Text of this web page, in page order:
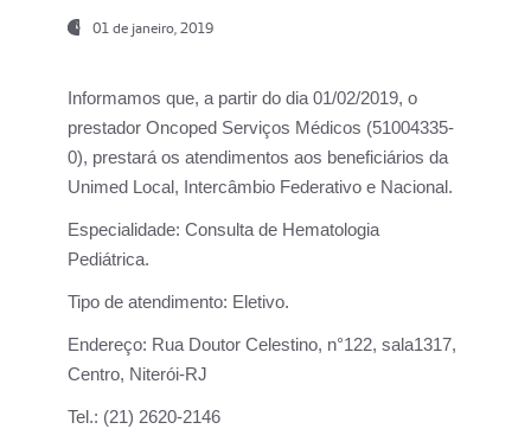
01 de janeiro, 2019
Informamos que, a partir do dia 01/02/2019, o
prestador Oncoped Serviços Médicos (51004335-
0), prestará os atendimentos aos beneficiários da
Unimed Local, Intercâmbio Federativo e Nacional.
Especialidade: Consulta de Hematologia
Pediátrica.
Tipo de atendimento: Eletivo.
Endereço: Rua Doutor Celestino, n°122, sala1317,
Centro, Niterói-RJ
Tel.: (21) 2620-2146